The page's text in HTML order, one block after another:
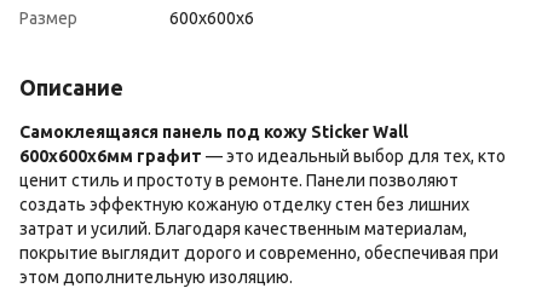
Размер
600х600х6
Описание
Самоклеящаяся панель под кожу Sticker Wall
600х600х6мм графит — это идеальный выбор для тех, кто
ценит стиль и простоту в ремонте. Панели позволяют
создать эффектную кожаную отделку стен без лишних
затрат и усилий. Благодаря качественным материалам,
покрытие выглядит дорого и современно, обеспечивая при
этом дополнительную изоляцию.